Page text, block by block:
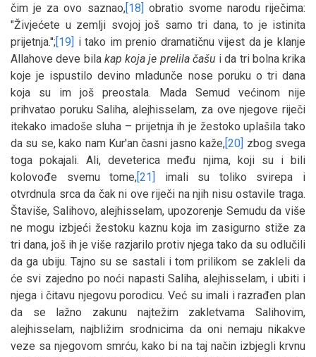
čim je za ovo saznao,[18] obratio svome narodu riječima:
"Živjećete u zemlji svojoj još samo tri dana, to je istinita
prijetnja.'';[19] i tako im prenio dramatičnu vijest da je klanje
Allahove deve bila kap koja je prelila čašu i da tri bolna krika
koje je ispustilo devino mladunče nose poruku o tri dana
koja su im još preostala. Mada Semud većinom nije
prihvatao poruku Saliha, alejhisselam, za ove njegove riječi
itekako imadoše sluha – prijetnja ih je žestoko uplašila tako
da su se, kako nam Kur'an časni jasno kaže,[20] zbog svega
toga pokajali. Ali, deveterica među njima, koji su i bili
kolovođe svemu tome,[21]
imali su toliko svirepa i
otvrdnula srca da čak ni ove riječi na njih nisu ostavile traga.
Štaviše, Salihovo, alejhisselam, upozorenje Semudu da više
ne mogu izbjeći žestoku kaznu koja im zasigurno stiže za
tri dana, još ih je više razjarilo protiv njega tako da su odlučili
da ga ubiju. Tajno su se sastali i tom prilikom se zakleli da
će svi zajedno po noći napasti Saliha, alejhisselam, i ubiti i
njega i čitavu njegovu porodicu. Već su imali i razrađen plan
da se lažno zakunu najtežim zakletvama Salihovim,
alejhisselam, najbližim srodnicima da oni nemaju nikakve
veze sa njegovom smrću, kako bi na taj način izbjegli krvnu